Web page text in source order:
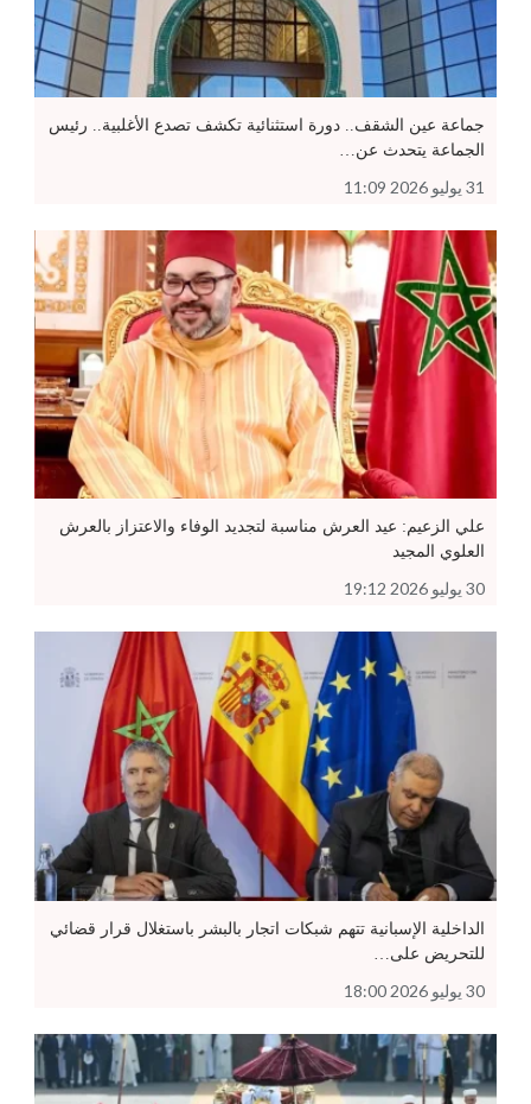
جماعة عين الشقف.. دورة استثنائية تكشف تصدع الأغلبية.. رئيس
الجماعة يتحدث عن…
31 يوليو 2026 11:09
علي الزعيم: عيد العرش مناسبة لتجديد الوفاء والاعتزاز بالعرش
العلوي المجيد
30 يوليو 2026 19:12
الداخلية الإسبانية تتهم شبكات اتجار بالبشر باستغلال قرار قضائي
للتحريض على…
30 يوليو 2026 18:00